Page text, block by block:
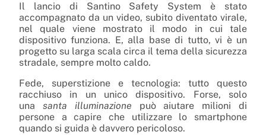
Il lancio di Santino Safety System è stato
accompagnato da un video, subito diventato virale,
nel quale viene mostrato il modo in cui tale
dispositivo funziona. E, alla base di tutto, vi è un
progetto su larga scala circa il tema della sicurezza
stradale, sempre molto caldo.
Fede, superstizione e tecnologia: tutto questo
racchiuso in un unico dispositivo. Forse, solo
una santa illuminazione può aiutare milioni di
persone a capire che utilizzare lo smartphone
quando si guida è davvero pericoloso.